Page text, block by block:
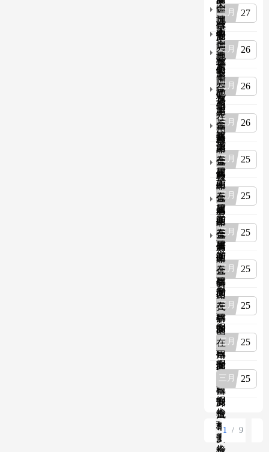
告
检
验
报
告
全
检
测
检
验
报
告
汽
车
安
全
检
测
检
验
报
告
用
自
卸
汽
车
安
全
检
测
检
验
报
告
27
山
地
下
运
矿
车
安
全
检
测
检
验
报
告
26
金
属
矿
山
地
下
运
矿
车
安
全
检
测
检
验
报
告
26
金
属
非
金
属
矿
山
地
下
运
矿
车
安
全
检
测
检
验
报
告
26
金
属
非
金
属
矿
山
在
用
提
升
钢
丝
绳
安
全
检
测
检
验
报
告
25
金
属
非
金
属
露
天
矿
山
在
用
矿
用
自
卸
汽
车
安
全
检
测
检
验
报
告
25
金
属
非
金
属
露
天
矿
山
在
用
矿
用
自
卸
汽
车
安
全
检
测
检
验
报
告
25
金
属
非
金
属
露
天
矿
山
在
用
矿
用
自
卸
汽
车
安
全
检
测
检
验
报
告
25
金
属
非
金
属
露
天
矿
山
在
用
矿
用
自
卸
汽
车
安
全
检
测
检
验
报
告
25
金
属
非
金
属
露
天
矿
山
在
用
矿
用
自
卸
汽
车
安
全
检
测
检
25
金
属
非
金
属
露
天
矿
山
在
用
矿
用
自
卸
汽
车
安
25
1 / 9